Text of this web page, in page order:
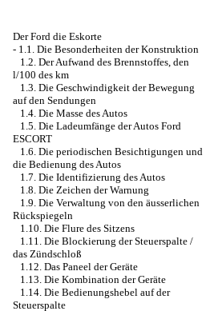
Der Ford die Eskorte
- 1.1. Die Besonderheiten der Konstruktion
1.2. Der Aufwand des Brennstoffes, den
l/100 des km
1.3. Die Geschwindigkeit der Bewegung
auf den Sendungen
1.4. Die Masse des Autos
1.5. Die Ladeumfänge der Autos Ford
ESCORT
1.6. Die periodischen Besichtigungen und
die Bedienung des Autos
1.7. Die Identifizierung des Autos
1.8. Die Zeichen der Warnung
1.9. Die Verwaltung von den äusserlichen
Rückspiegeln
1.10. Die Flure des Sitzens
1.11. Die Blockierung der Steuerspalte /
das Zündschloß
1.12. Das Paneel der Geräte
1.13. Die Kombination der Geräte
1.14. Die Bedienungshebel auf der
Steuerspalte